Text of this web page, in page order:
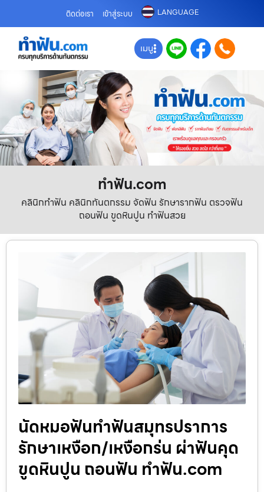
ติดต่อเรา เข้าสู่ระบบ LANGUAGE
เมนู
ทําฟัน.com
คลินิกทำฟัน คลินิกทันตกรรม จัดฟัน รักษารากฟัน ตรวจฟัน
ถอนฟัน ขูดหินปูน ทำฟันสวย
นัดหมอฟันทำฟันสมุทรปราการ
รักษาเหงือก/เหงือกร่น ผ่าฟันคุด
ขูดหินปูน ถอนฟัน ทำฟัน.com